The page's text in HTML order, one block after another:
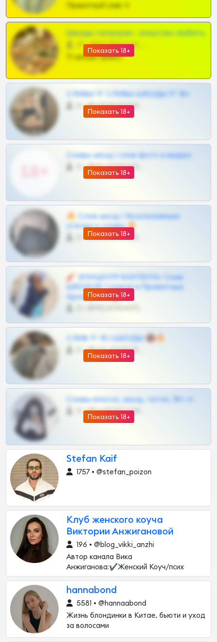
Приватный слив тг
Показать 18+
Шкоды телеграм - искуство любить
27 •
Тг шкоды приват
Показать 18+
СЛИВЫ ТГ СЛИВЫ ШКОДЫ ТГ 18+
0 •
Показать 18+
Сливы шкод | слив фото и видео
0 •
Показать 18+
🔥 Слив шкод | Эксклюзивные
утечки и сливы 🔥
0 •
Показать 18+
🧨 ЭПИЦЕНТР КОНТЕНТА: Слив
ШКОДОВ Сливов и Приватных
Архивов ТГ 🔞💎
Показать 18+
СЛИВ ТГ 18 | ШКОДЫ 🔞🔥
0 •
Показать 18+
Сливы вписок, шкод, теток, 18+ тг
0 •
Stefan Kaif
1757 • @stefan_poizon
Клуб женского коуча
Виктории Анжигановой
196 • @blog_vikki_anzhi
Автор канала Вика
Анжиганова:✔️Женский Коуч/псих
hannabond
5581 • @hannaabond
Жизнь блондинки в Китае, бьюти и уход
за волосами